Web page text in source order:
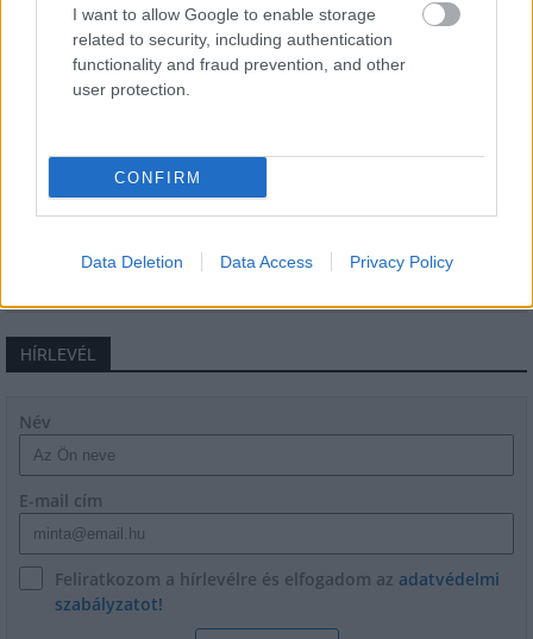
I want to allow Google to enable storage
related to security, including authentication
functionality and fraud prevention, and other
user protection.
CONFIRM
Data Deletion Data Access Privacy Policy
Másfélszeresére bővítik
Hódmezővásárhely jó hírű református
iskoláját
Látványos építési szakasz indult be a
Flórián téri felüljárón
HÍRLEVÉL
Név
E-mail cím
Feliratkozom a hírlevélre és elfogadom az adatvédelmi
szabályzatot!